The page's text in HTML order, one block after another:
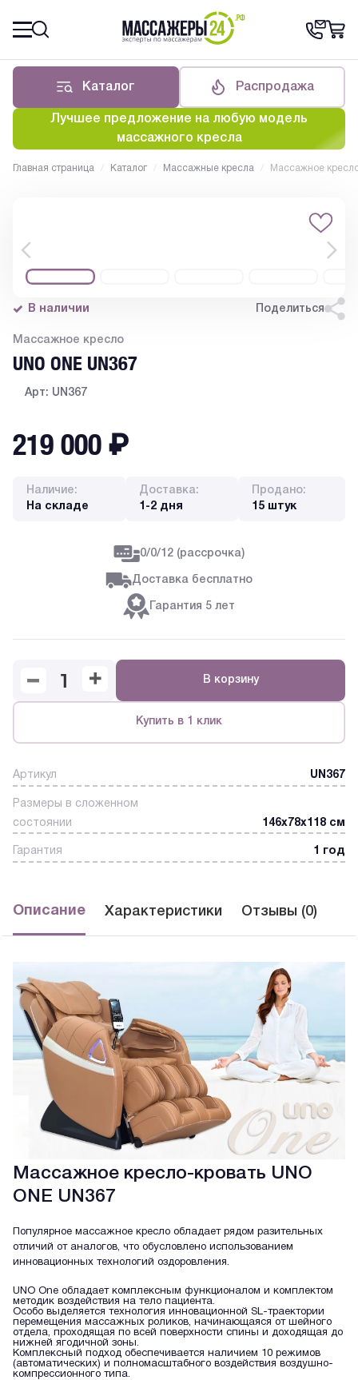
Каталог Распродажа
Лучшее предложение на любую модель
массажного кресла
Главная страница / Каталог / Массажные кресла / Массажное
В наличии Поделиться
Массажное кресло
UNO ONE UN367
Арт: UN367
219 000 ₽
Наличие:
На складе
Доставка:
1-2 дня
Продано:
15 штук
0/0/12 (рассрочка)
Доставка бесплатно
Гарантия 5 лет
В корзину
Купить в 1 клик
Артикул UN367
Размеры в сложенном
состоянии
146х78х118 см
Гарантия 1 год
Описание Характеристики Отзывы (0)
Массажное кресло-кровать UNO
ONE UN367
Популярное массажное кресло обладает рядом разительных
отличий от аналогов, что обусловлено использованием
инновационных технологий оздоровления.
UNO One обладает комплексным функционалом и комплектом
методик воздействия на тело пациента.
Особо выделяется технология инновационной SL-траектории
перемещения массажных роликов, начинающаяся от шейного
отдела, проходящая по всей поверхности спины и доходящая до
нижней ягодичной зоны.
Комплексный подход обеспечивается наличием 10 режимов
(автоматических) и полномасштабного воздействия воздушно-
компрессионного типа.